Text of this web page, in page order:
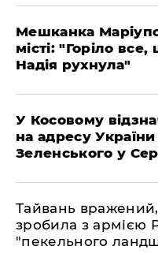
Мешканка
місті: "Горіло
Надія рухнула"
У Косовому
на адресу України
Зеленського у
Тайвань
зробила з армією
"пекельного